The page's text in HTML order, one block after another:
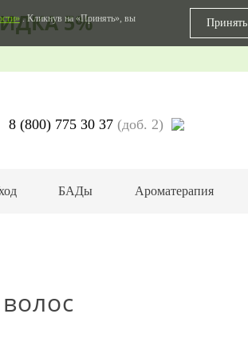
5%
8 (800) 775 30 37 (доб. 2)
БАДы Ароматерапия
. Кликнув на «Принять», вы
Принять